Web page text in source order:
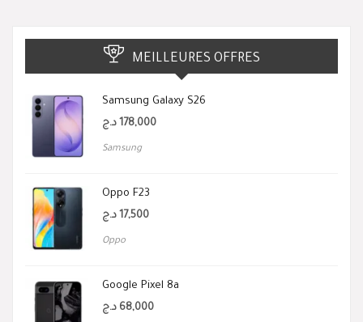
MEILLEURES OFFRES
Samsung Galaxy S26
178,000 د.ج
Samsung
Oppo F23
17,500 د.ج
Oppo
Google Pixel 8a
68,000 د.ج